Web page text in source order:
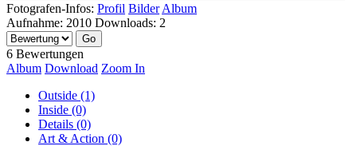
Fotografen-Infos: Profil Bilder Album
Aufnahme: 2010 Downloads: 2
6 Bewertungen
Album Download Zoom In
Outside (1)
Inside (0)
Details (0)
Art & Action (0)